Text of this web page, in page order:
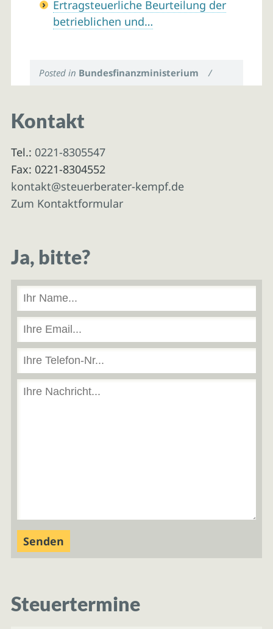
Ertragsteuerliche Beurteilung der
betrieblichen und…
Posted in Bundesfinanzministerium /
Kontakt
Tel.: 0221-8305547
Fax: 0221-8304552
kontakt@steuerberater-kempf.de
Zum Kontaktformular
Ja, bitte?
Steuertermine